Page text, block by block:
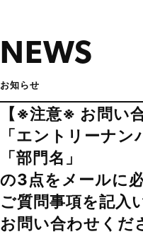
NEWS
お知らせ
【※注意※ お問い
「エントリーナン
「部門名」
の3点をメールに
ご質問事項を記入
お問い合わせくだ